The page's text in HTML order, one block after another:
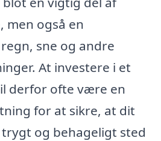
men også en
sne og andre
At investere i et
derfor ofte være en
for at sikre, at dit
og behageligt sted